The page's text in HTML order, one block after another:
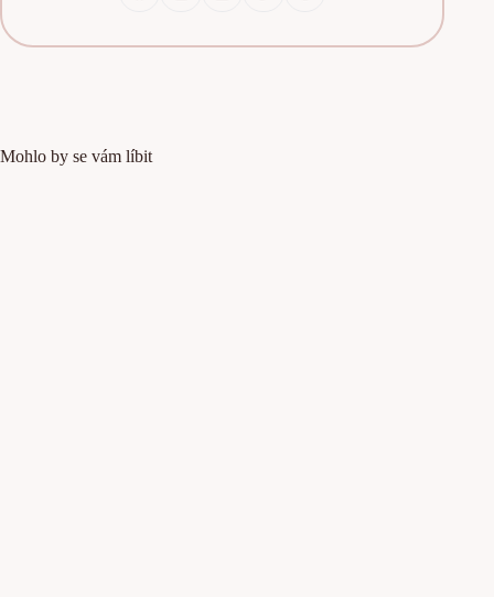
Mohlo by se vám líbit